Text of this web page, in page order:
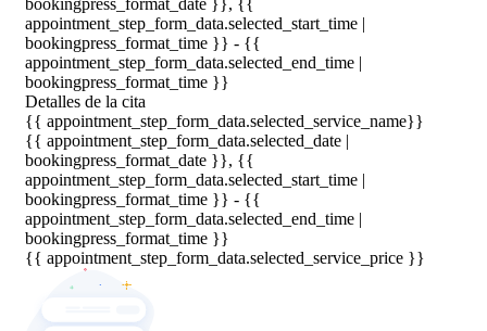
bookingpress_format_date }}, {{
appointment_step_form_data.selected_start_time |
bookingpress_format_time }} - {{
appointment_step_form_data.selected_end_time |
bookingpress_format_time }}
Detalles de la cita
{{ appointment_step_form_data.selected_service_name}}
{{ appointment_step_form_data.selected_date |
bookingpress_format_date }}, {{
appointment_step_form_data.selected_start_time |
bookingpress_format_time }} - {{
appointment_step_form_data.selected_end_time |
bookingpress_format_time }}
{{ appointment_step_form_data.selected_service_price }}